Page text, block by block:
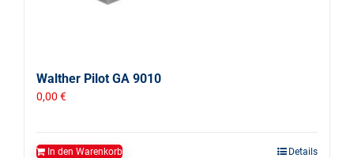
Walther Pilot GA 9010
0,00 €
In den Warenkorb Details